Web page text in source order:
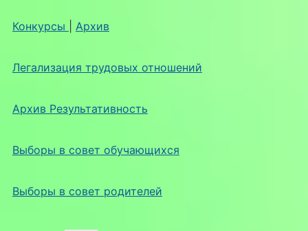
Конкурсы Архив
Легализация трудовых отношений
Архив Результативность
Выборы в совет обучающихся
Выборы в совет родителей